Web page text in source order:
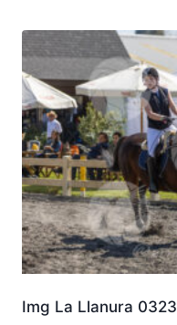
Img La Llanura 0323